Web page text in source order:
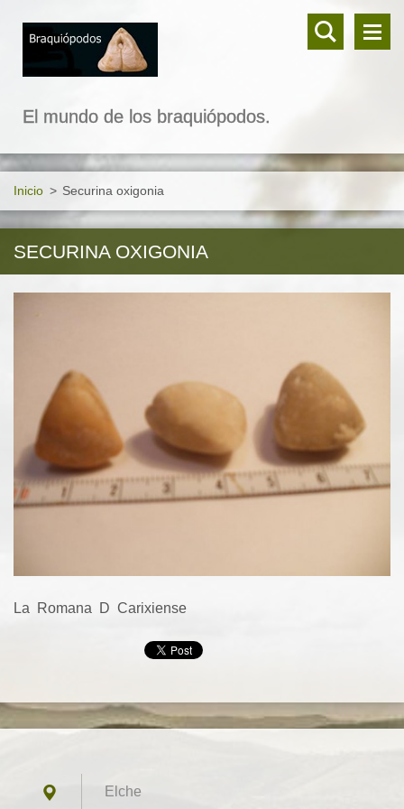
El mundo de los braquiópodos.
Inicio > Securina oxigonia
SECURINA OXIGONIA
La Romana D Carixiense
Elche